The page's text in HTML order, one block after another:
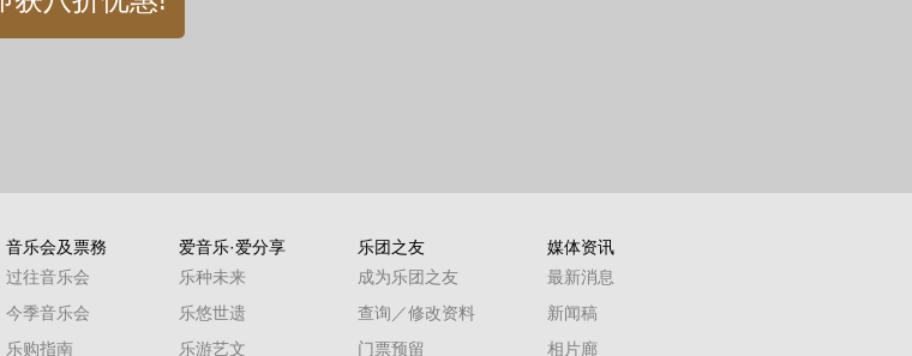
音乐会及票務
过往音乐会
今季音乐会
乐购指南
爱音乐·爱分享
乐种未来
乐悠世遗
乐游艺文
乐团之友
成为乐团之友
查询／修改资料
门票预留
媒体资讯
最新消息
新闻稿
相片廊